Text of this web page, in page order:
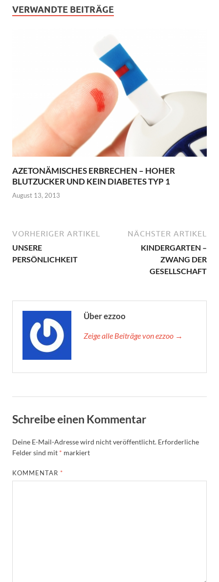
VERWANDTE BEITRÄGE
AZETONÄMISCHES ERBRECHEN – HOHER
BLUTZUCKER UND KEIN DIABETES TYP 1
August 13, 2013
VORHERIGER ARTIKEL
UNSERE
PERSÖNLICHKEIT
NÄCHSTER ARTIKEL
KINDERGARTEN –
ZWANG DER
GESELLSCHAFT
Über ezzoo
Zeige alle Beiträge von ezzoo →
Schreibe einen Kommentar
Deine E-Mail-Adresse wird nicht veröffentlicht. Erforderliche
Felder sind mit * markiert
KOMMENTAR *